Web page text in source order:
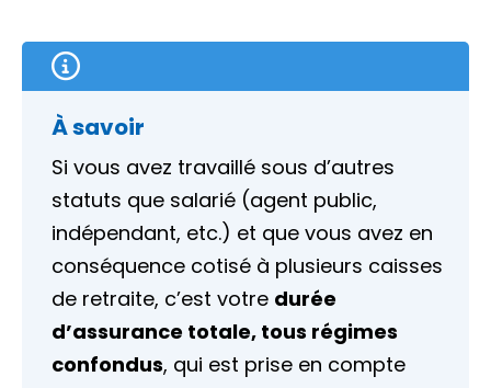
À savoir
Si vous avez travaillé sous d’autres
statuts que salarié (agent public,
indépendant, etc.) et que vous avez en
conséquence cotisé à plusieurs caisses
de retraite, c’est votre durée
d’assurance totale, tous régimes
confondus, qui est prise en compte